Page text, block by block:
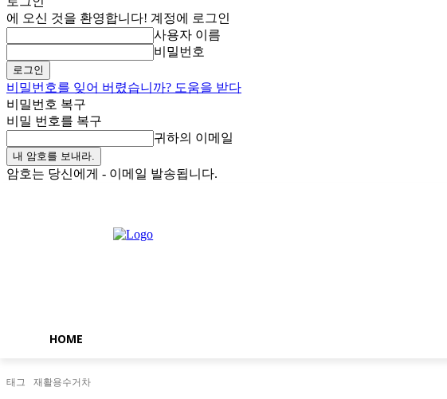
에 오신 것을 환영합니다! 계정에 로그인
사용자 이름
비밀번호
비밀번호를 잊어 버렸습니까? 도움을 받다
비밀번호 복구
비밀 번호를 복구
귀하의 이메일
암호는 당신에게 - 이메일 발송됩니다.
HOME
태그 재활용수거차